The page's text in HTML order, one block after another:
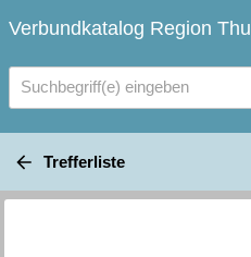
Verbundkatalog Region
Suchbegriff(e) eingeben
Trefferliste